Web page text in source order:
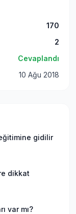
170
2
Cevaplandı
10 Ağu 2018
gidilir
dikkat
var mı?